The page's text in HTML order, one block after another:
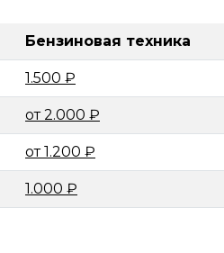
Бензиновая техника
1.500 ₽
от 2.000 ₽
от 1.200 ₽
1.000 ₽